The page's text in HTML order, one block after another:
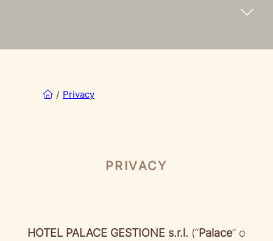
/ Privacy
PRIVACY
HOTEL PALACE GESTIONE s.r.l. (“Palace” o